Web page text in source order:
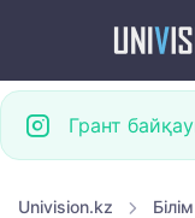
Грант
Univision.kz